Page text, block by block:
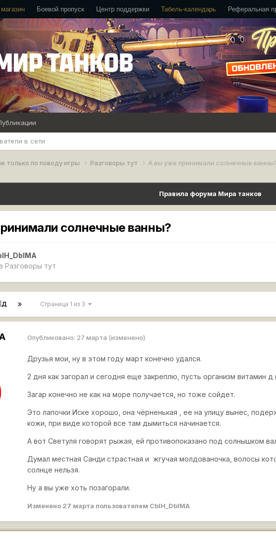
Боевой пропуск Центр поддержки Табель-календарь Реферальная
в сети
только по поводу игры Разговоры тут А вы уже принимали солнечные
Правила форума Мира танков
солнечные ванны?
в Разговоры тут
Страница 1 из 3
Опубликовано: 27 марта (изменено)
Друзья мои, ну в этом году март конечно удался.
2 дня как загорал и сегодня еще закреплю, пусть организм витамин
Загар конечно не как на море получается, но тоже сойдет.
Это лапочки Иске хорошо, она чёрненькая , ее на улицу вынес,
кожи, при виде которой все там дымиться начинается.
А вот Светуля говорят рыжая, ей противопоказано под солнышком
Думал местная Санди страстная и жгучая молдованочка, волосы
солнце нельзя.
Ну а вы уже хоть позагорали.
Изменено 27 марта пользователем CbIH_DbIMA